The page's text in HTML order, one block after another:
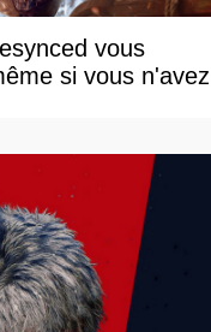
vous
si vous n'avez